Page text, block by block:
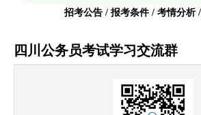
招考公告 / 报考条件 / 考情分析
四川公务员考试学习交流群